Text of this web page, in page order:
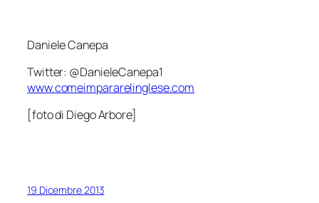
Daniele Canepa
Twitter: @DanieleCanepa1
www.comeimpararelinglese.com
[foto di Diego Arbore]
19 Dicembre 2013